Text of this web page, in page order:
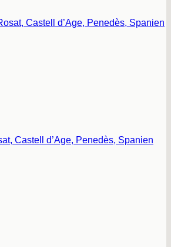
Castell d’Age, Penedès, Spanien